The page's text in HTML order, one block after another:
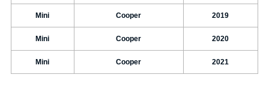
Mini Cooper 2019
Mini Cooper 2020
Mini Cooper 2021